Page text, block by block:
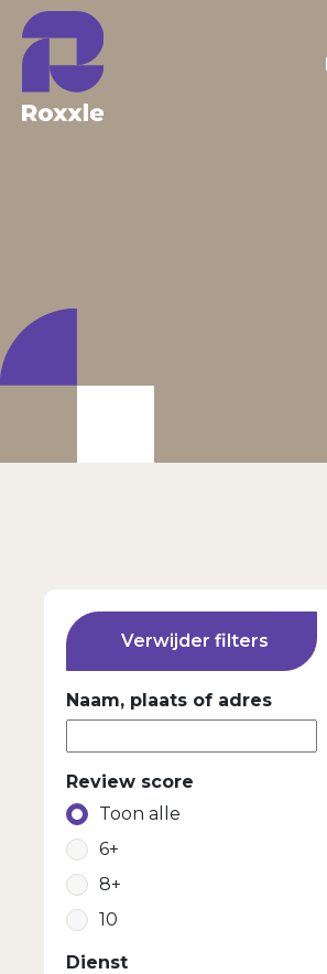
Verwijder filters
Naam, plaats of adres
Review score
Toon alle
6+
8+
10
Dienst